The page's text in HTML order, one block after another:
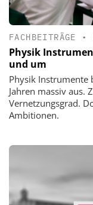
FACHBEITRÄGE •
Physik
und um
Physik Instrumente
Jahren massiv aus.
Vernetzungsgrad.
Ambitionen.